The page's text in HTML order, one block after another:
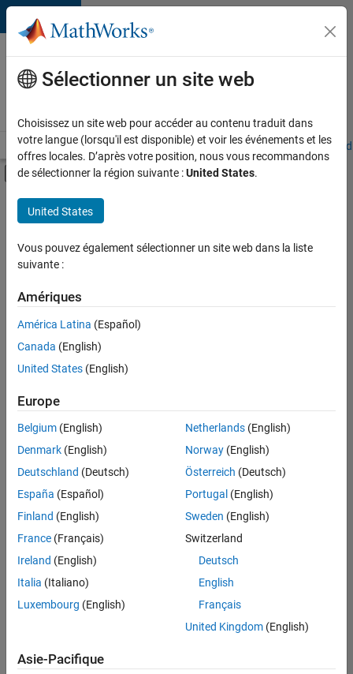
Passer au contenu
Votre
carrière
chez
Accueil Explorer nos opportunités Adresses de nos bureaux
Activer/désactiver l'affichage du menu
Contenu principal
FILTRER PAR
Développement de produits
Gestion des programmes
Ingénierie de la qualité
Enregistrer
sélectionnées
Les
descriptions
poste
n’ont
pas
été
traduites.
Effectuez
lieu
Sélectionner un site web
Choisissez un site web pour accéder au contenu traduit dans
votre langue (lorsqu'il est disponible) et voir les événements et les
offres locales. D’après votre position, nous vous recommandons
de sélectionner la région suivante :United States.
United States
Vous pouvez également sélectionner un site web dans la liste
suivante :
Amériques
América Latina (Español)
Canada (English)
United States (English)
Europe
Belgium (English)
Denmark (English)
Deutschland (Deutsch)
España (Español)
Finland (English)
France (Français)
Ireland (English)
Italia (Italiano)
Luxembourg (English)
Netherlands(English)
Norway(English)
Österreich (Deutsch)
Portugal (English)
Sweden (English)
Switzerland
Deutsch
English
Français
United Kingdom(English)
Asie-Pacifique